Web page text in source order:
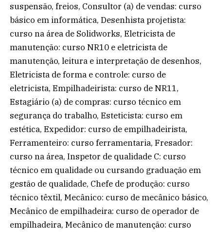
suspensão, freios, Consultor (a) de vendas: curso
básico em informática, Desenhista projetista:
curso na área de Solidworks, Eletricista de
manutenção: curso NR10 e eletricista de
manutenção, leitura e interpretação de desenhos,
Eletricista de forma e controle: curso de
eletricista, Empilhadeirista: curso de NR11,
Estagiário (a) de compras: curso técnico em
segurança do trabalho, Esteticista: curso em
estética, Expedidor: curso de empilhadeirista,
Ferramenteiro: curso ferramentaria, Fresador:
curso na área, Inspetor de qualidade C: curso
técnico em qualidade ou cursando graduação em
gestão de qualidade, Chefe de produção: curso
técnico têxtil, Mecânico: curso de mecânico básico,
Mecânico de empilhadeira: curso de operador de
empilhadeira, Mecânico de manutenção: curso